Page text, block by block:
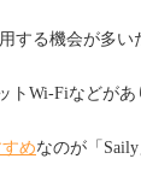
する機会が多い
トWi-Fiなどが
めなのが「Saily